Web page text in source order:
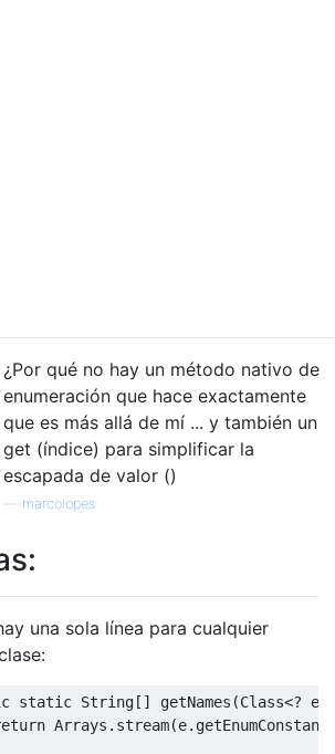
¿Por qué no hay un método nativo de
enumeración que hace exactamente
que es más allá de mí ... y también un
get (índice) para simplificar la
escapada de valor ()
marcolopes
una sola línea para cualquier
static String[] getNames (Class<?
Arrays . stream(e.